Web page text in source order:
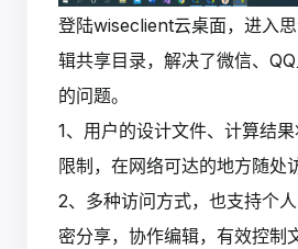
登陆wiseclient云桌面，进入
辑共享目录，解决了微信、
的问题。
1、用户的设计文件、计算结
限制，在网络可达的地方随处
2、多种访问方式，也支持个
密分享，协作编辑，有效控制